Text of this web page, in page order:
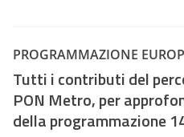
PROGRAMMAZIONE
Tutti i contributi del
PON Metro, per
della programmazione